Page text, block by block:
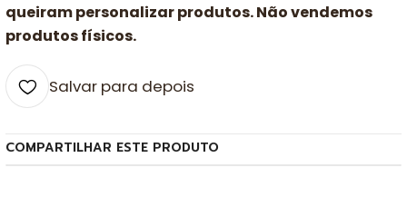
queiram personalizar produtos. Não vendemos
produtos físicos.
Salvar para depois
COMPARTILHAR ESTE PRODUTO